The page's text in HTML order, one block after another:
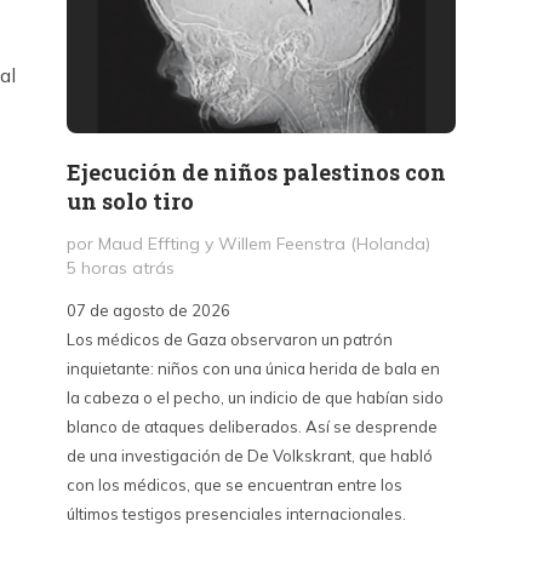
Ejecución de niños palestinos con
un solo tiro
por Maud Effting y Willem Feenstra (Holanda)
5 horas atrás
07 de agosto de 2026
Los médicos de Gaza observaron un patrón
inquietante: niños con una única herida de bala en
la cabeza o el pecho, un indicio de que habían sido
blanco de ataques deliberados. Así se desprende
de una investigación de De Volkskrant, que habló
con los médicos, que se encuentran entre los
últimos testigos presenciales internacionales.